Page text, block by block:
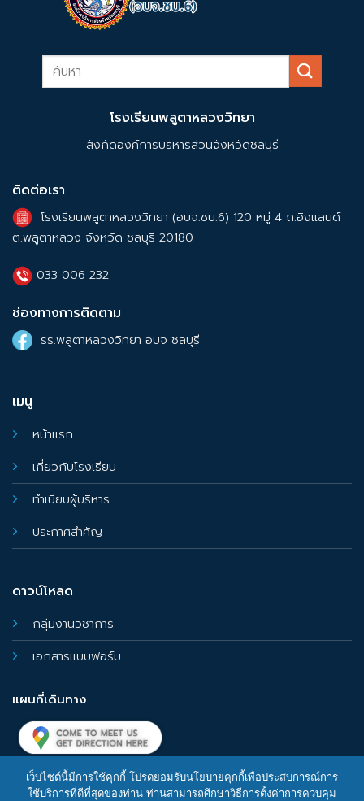
โรงเรียนพลูตาหลวงวิทยา
สังกัดองค์การบริหารส่วนจังหวัดชลบุรี
เมนู
หน้าแรก
เกี่ยวกับโรงเรียน
ทำเนียบผู้บริหาร
ประกาศสำคัญ
ดาวน์โหลด
กลุ่มงานวิชาการ
เอกสารแบบฟอร์ม
แผนที่เดินทาง
ติดต่อเรา
โรงเรียนพลูตาหลวงวิทยา (อบจ.ชบ.6) 120 หมู่ 4 ถ.อิงแลนด์
ต.พลูตาหลวง จังหวัด ชลบุรี 20180
033 006 232
ช่องทางการติดตาม
รร.พลูตาหลวงวิทยา อบจ ชลบุรี
เว็บไซต์นี้มีการใช้คุกกี้ โปรดยอมรับนโยบายคุกกี้เพื่อประสบการณ์การ
ใช้บริการที่ดีที่สุดของท่าน ท่านสามารถศึกษาวิธีการตั้งค่าการควบคุม